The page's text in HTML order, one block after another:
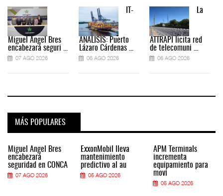
Miguel Ángel Bres
encabezará seguri ...
07 AGO 2026
IT-
ANÁLISIS: Puerto
Lázaro Cárdenas ...
06 AGO 2026
La
ATTRAPI licita red
de telecomuni ...
06 AGO 2026
MÁS POPULARES
Miguel Ángel Bres
encabezará
seguridad en CONCA
07 AGO 2026
ExxonMobil lleva
mantenimiento
predictivo al au
05 AGO 2026
APM Terminals
incrementa
equipamiento para
movi
05 AGO 2026